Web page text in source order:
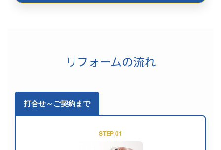
リフォームの流れ
打合せ～ご契約まで
STEP 01